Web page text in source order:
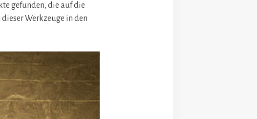
gefunden, die auf die
Werkzeuge in den